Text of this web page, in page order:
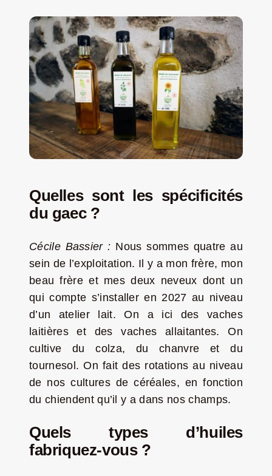
Quelles sont les spécificités
du gaec ?
Cécile Bassier : Nous sommes quatre au
sein de l’exploitation. Il y a mon frère, mon
beau frère et mes deux neveux dont un
qui compte s’installer en 2027 au niveau
d’un atelier lait. On a ici des vaches
laitières et des vaches allaitantes. On
cultive du colza, du chanvre et du
tournesol. On fait des rotations au niveau
de nos cultures de céréales, en fonction
du chiendent qu’il y a dans nos champs.
Quels types d’huiles
fabriquez-vous ?